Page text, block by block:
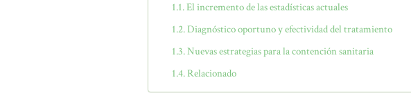
El incremento de las estadísticas actuales
Diagnóstico oportuno y efectividad del tratamiento
Nuevas estrategias para la contención sanitaria
Relacionado